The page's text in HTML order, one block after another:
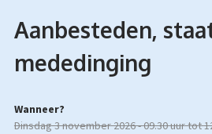
Aanbesteden,
mededinging
Wanneer?
dinsdag 3 november 2026 -09.30 uurtot